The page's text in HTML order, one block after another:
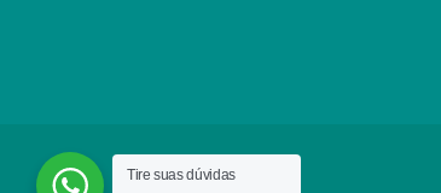
Tire suas dúvidas